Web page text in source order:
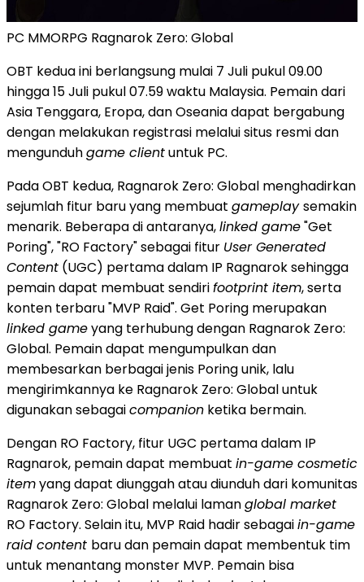
PC MMORPG Ragnarok Zero: Global
OBT kedua ini berlangsung mulai 7 Juli pukul 09.00
hingga 15 Juli pukul 07.59 waktu Malaysia. Pemain dari
Asia Tenggara, Eropa, dan Oseania dapat bergabung
dengan melakukan registrasi melalui situs resmi dan
mengunduhgame clientuntuk PC.
Pada OBT kedua, Ragnarok Zero: Global menghadirkan
sejumlah fitur baru yang membuat gameplaysemakin
menarik. Beberapa di antaranya,linked game"Get
Poring", "RO Factory" sebagai fitur User Generated
Content (UGC) pertama dalam IP Ragnarok sehingga
pemain dapat membuat sendirifootprint item, serta
konten terbaru "MVP Raid". Get Poring merupakan
linked gameyang terhubung dengan Ragnarok Zero:
Global. Pemain dapat mengumpulkan dan
membesarkan berbagai jenis Poring unik, lalu
mengirimkannya ke Ragnarok Zero: Global untuk
digunakan sebagaicompanion ketika bermain.
Dengan RO Factory, fitur UGC pertama dalam IP
Ragnarok, pemain dapat membuat in-game cosmetic
itemyang dapat diunggah atau diunduh dari komunitas
Ragnarok Zero: Global melalui lamanglobal market
RO Factory. Selain itu, MVP Raid hadir sebagaiin-game
raid content baru dan pemain dapat membentuk tim
untuk menantang monster MVP. Pemain bisa